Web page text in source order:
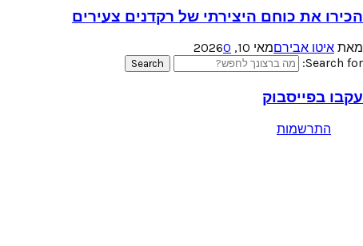
הכירו את כוחם היצירתי של רקדנים צעירים
מאת איטו אבירםמאי 10, 2026
0
Search for:
Search
עקבו בפייסבוק
התרשמות